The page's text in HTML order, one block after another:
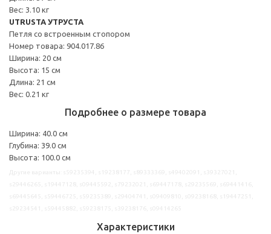
Вес: 3.10 кг
UTRUSTA УТРУСТА
Петля со встроенным стопором
Номер товара: 904.017.86
Ширина: 20 см
Высота: 15 см
Длина: 21 см
Вес: 0.21 кг
Подробнее о размере товара
Ширина: 40.0 см
Глубина: 39.0 см
Высота: 100.0 см
Характеристики